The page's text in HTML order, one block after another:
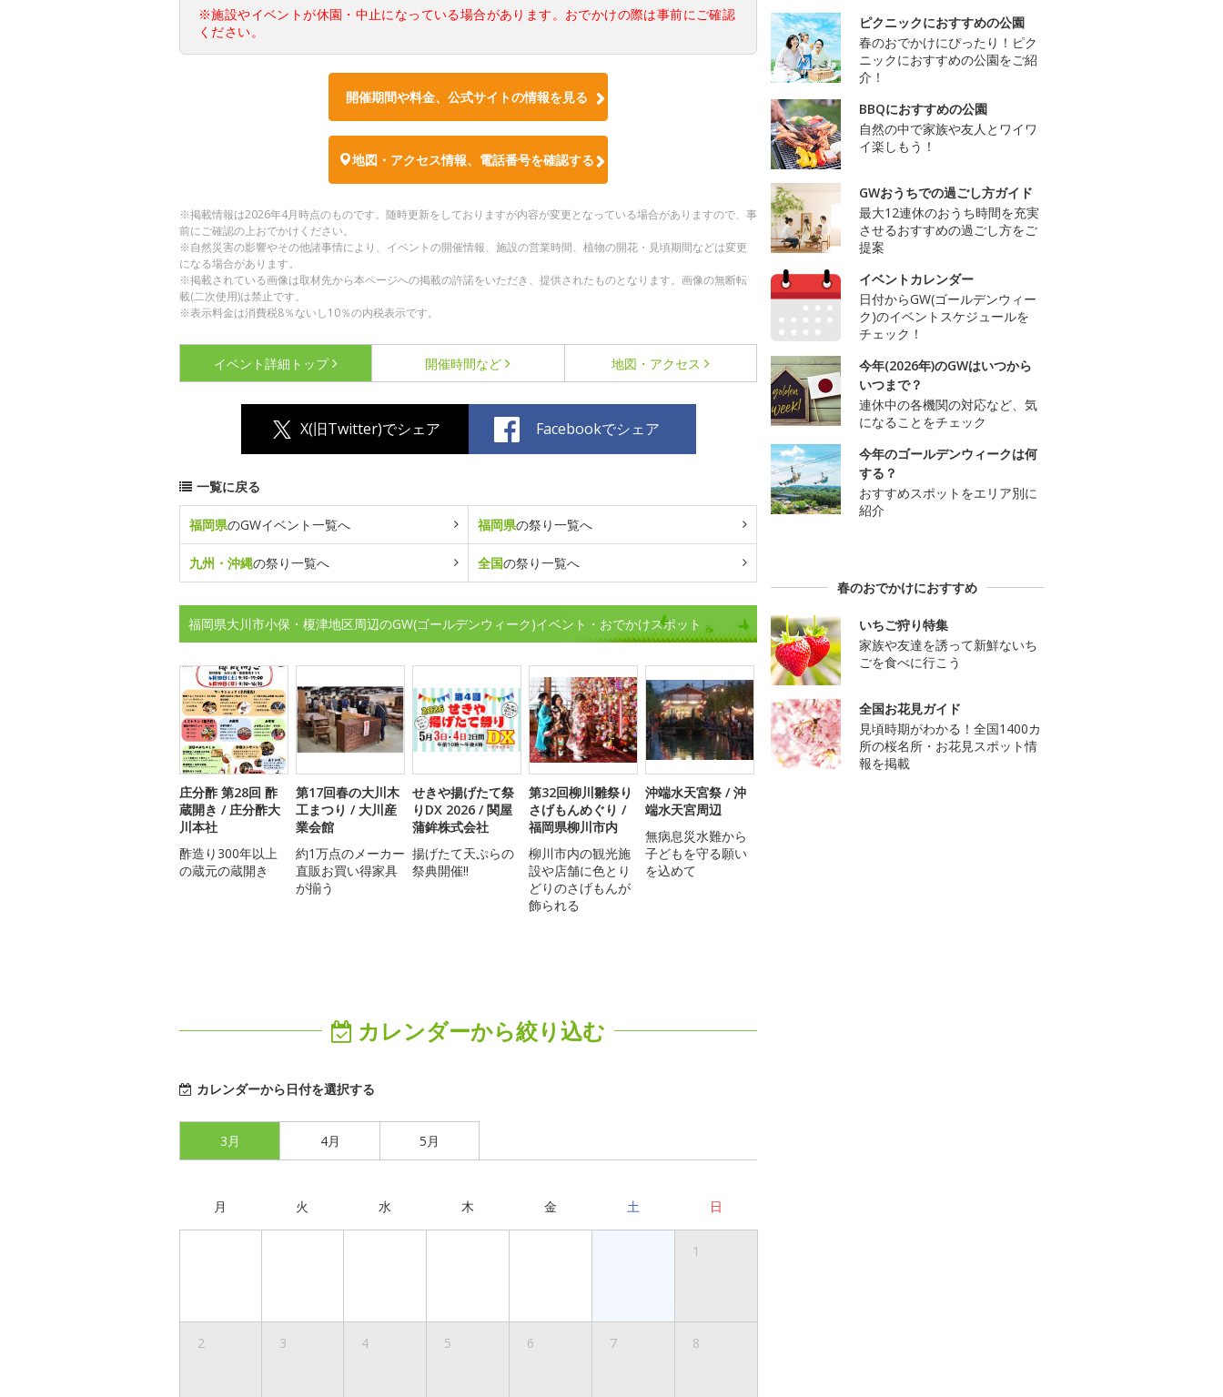
※施設やイベントが休園・中止になっている場合があります。おでかけの際は事前にご確認
ください。
開催期間や料金、公式サイトの情報を見る
地図・アクセス情報、電話番号を確認する
※掲載情報は2026年4月時点のものです。随時更新をしておりますが内容が変更となっている場合がありますので、事
前にご確認の上おでかけください。
※自然災害の影響やその他諸事情により、イベントの開催情報、施設の営業時間、植物の開花・見頃期間などは変更
になる場合があります。
※掲載されている画像は取材先から本ページへの掲載の許諾をいただき、提供されたものとなります。画像の無断転
載(二次使用)は禁止です。
※表示料金は消費税8％ないし10％の内税表示です。
イベント詳細 トップ 開催時間など 地図・アクセス
X(旧Twitter)でシェア Facebookでシェア
一覧に戻る
福岡県のGWイベント一覧へ 福岡県の祭り一覧へ
九州・沖縄の祭り一覧へ 全国の祭り一覧へ
福岡県大川市小保・榎津地区周辺のGW(ゴールデンウィーク)イベント・おでかけスポット
庄分酢 第28回 酢
蔵開き / 庄分酢大
川本社
酢造り300年以上
の蔵元の蔵開き
第17回春の大川木
工まつり / 大川産
業会館
約1万点のメーカー
直販お買い得家具
が揃う
せきや揚げたて祭
りDX 2026 / 関屋
蒲鉾株式会社
揚げたて天ぷらの
祭典開催!!
第32回柳川雛祭り
さげもんめぐり /
福岡県柳川市内
柳川市内の観光施
設や店舗に色とり
どりのさげもんが
飾られる
沖端水天宮祭 / 沖
端水天宮周辺
無病息災水難から
子どもを守る願い
を込めて
カレンダーから絞り込む
カレンダーから日付を選択する
3月 4月 5月
月 火 水 木 金 土 日
1
2 3 4 5 6 7 8
ピクニックにおすすめの公園
春のおでかけにぴったり！ピク
ニックにおすすめの公園をご紹
介！
BBQにおすすめの公園
自然の中で家族や友人とワイワ
イ楽しもう！
GWおうちでの過ごし方ガイド
最大12連休のおうち時間を充実
させるおすすめの過ごし方をご
提案
イベントカレンダー
日付からGW(ゴールデンウィー
ク)のイベントスケジュールを
チェック！
今年(2026年)のGWはいつから
いつまで？
連休中の各機関の対応など、気
になることをチェック
今年のゴールデンウィークは何
する？
おすすめスポットをエリア別に
紹介
春のおでかけにおすすめ
いちご狩り特集
家族や友達を誘って新鮮ないち
ごを食べに行こう
全国お花見ガイド
見頃時期がわかる！全国1400カ
所の桜名所・お花見スポット情
報を掲載